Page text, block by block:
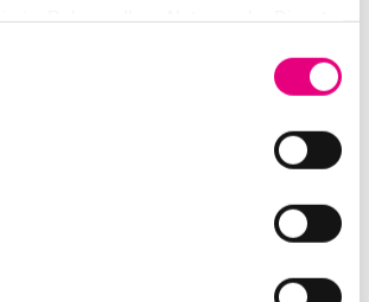
bewussten Zuhörens – voller Puls,
Details.